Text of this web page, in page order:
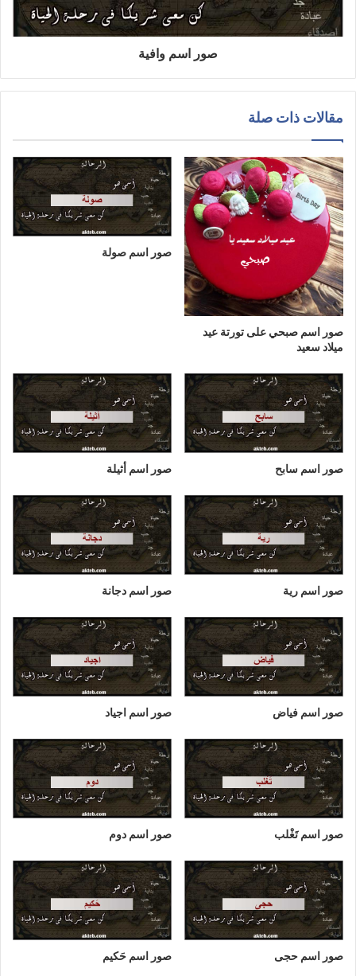
صور اسم وافية
مقالات ذات صلة
صور اسم صبحي على تورتة عيد
ميلاد سعيد
صور اسم صولة
صور اسم سابح صور اسم أثيلة
صور اسم رية صور اسم دجانة
صور اسم فياض صور اسم اجياد
صور اسم تَغْلب صور اسم دوم
صور اسم حجى صور اسم حَكيم